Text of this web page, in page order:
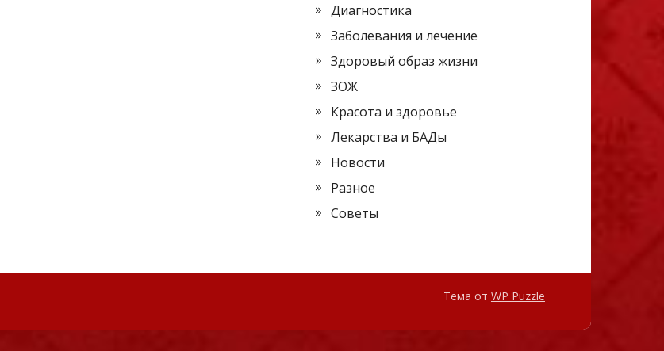
Диагностика
Заболевания и лечение
Здоровый образ жизни
ЗОЖ
Красота и здоровье
Лекарства и БАДы
Новости
Разное
Советы
Тема от WP Puzzle